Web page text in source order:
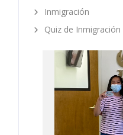
Inmigración
Quiz de Inmigración